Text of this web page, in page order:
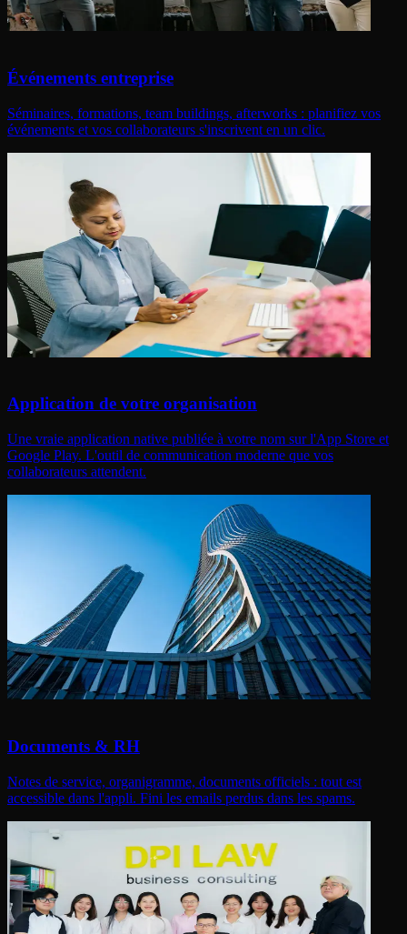
Événements entreprise
Séminaires, formations, team buildings, afterworks : planifiez vos
événements et vos collaborateurs s'inscrivent en un clic.
Application de votre organisation
Une vraie application native publiée à votre nom sur l'App Store et
Google Play. L'outil de communication moderne que vos
collaborateurs attendent.
Documents & RH
Notes de service, organigramme, documents officiels : tout est
accessible dans l'appli. Fini les emails perdus dans les spams.